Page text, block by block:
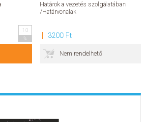
10
Határok a vezetés szolgálatában
/Határvonalak
3200 Ft
Nem rendelhető
FELTÉTELEK
SZABÁLYZAT